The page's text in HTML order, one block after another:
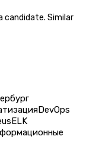
candidate. Similar
DevOps
ELK